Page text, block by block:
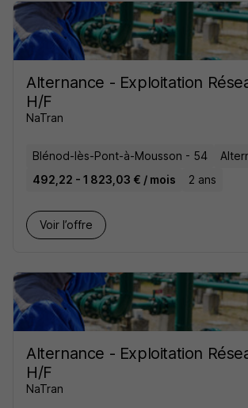
Alternance - Exploitation
H/F
NaTran
Blénod-lès-Pont-à-Mousson - 54
492,22 - 1 823,03 € / mois
2 ans
Voir l’offre
Alternance - Exploitation
H/F
NaTran